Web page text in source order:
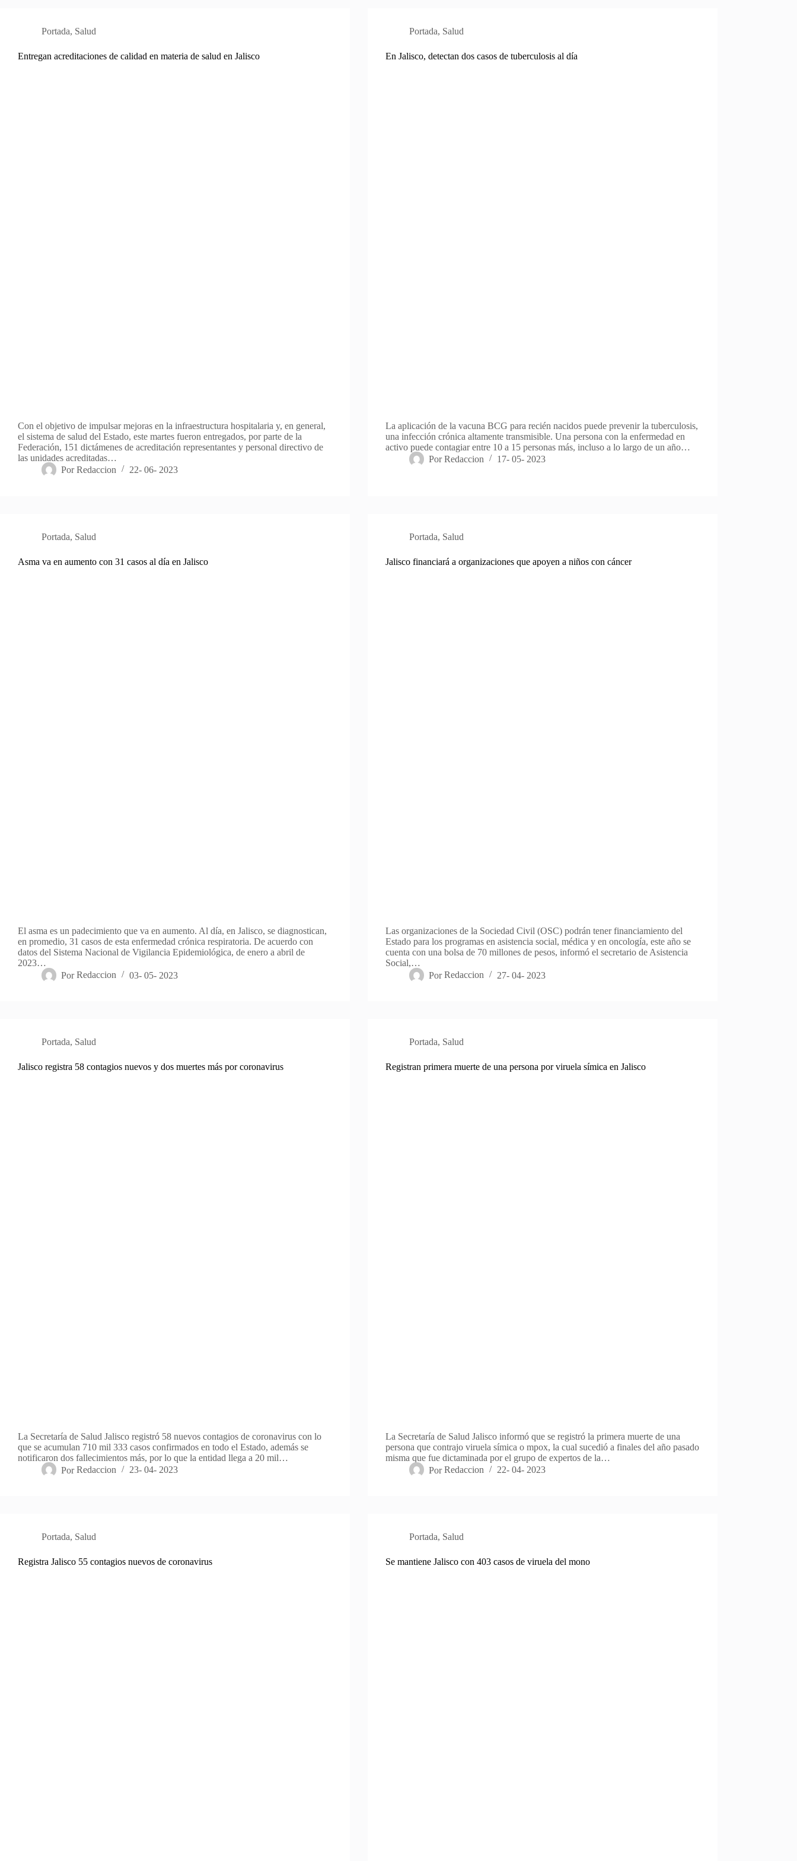
Portada, Salud
Entregan acreditaciones de calidad en materia de salud en Jalisco
Con el objetivo de impulsar mejoras en la infraestructura hospitalaria y, en general,
el sistema de salud del Estado, este martes fueron entregados, por parte de la
Federación, 151 dictámenes de acreditación representantes y personal directivo de
las unidades acreditadas…
Por Redaccion 22- 06- 2023
Portada, Salud
En Jalisco, detectan dos casos de tuberculosis al día
La aplicación de la vacuna BCG para recién nacidos puede prevenir la tuberculosis,
una infección crónica altamente transmisible. Una persona con la enfermedad en
activo puede contagiar entre 10 a 15 personas más, incluso a lo largo de un año…
Por Redaccion 17- 05- 2023
Portada, Salud
Asma va en aumento con 31 casos al día en Jalisco
El asma es un padecimiento que va en aumento. Al día, en Jalisco, se diagnostican,
en promedio, 31 casos de esta enfermedad crónica respiratoria. De acuerdo con
datos del Sistema Nacional de Vigilancia Epidemiológica, de enero a abril de
2023…
Por Redaccion 03- 05- 2023
Portada, Salud
Jalisco financiará a organizaciones que apoyen a niños con cáncer
Las organizaciones de la Sociedad Civil (OSC) podrán tener financiamiento del
Estado para los programas en asistencia social, médica y en oncología, este año se
cuenta con una bolsa de 70 millones de pesos, informó el secretario de Asistencia
Social,…
Por Redaccion 27- 04- 2023
Portada, Salud
Jalisco registra 58 contagios nuevos y dos muertes más por coronavirus
La Secretaría de Salud Jalisco registró 58 nuevos contagios de coronavirus con lo
que se acumulan 710 mil 333 casos confirmados en todo el Estado, además se
notificaron dos fallecimientos más, por lo que la entidad llega a 20 mil…
Por Redaccion 23- 04- 2023
Portada, Salud
Registran primera muerte de una persona por viruela símica en Jalisco
La Secretaría de Salud Jalisco informó que se registró la primera muerte de una
persona que contrajo viruela símica o mpox, la cual sucedió a finales del año pasado
misma que fue dictaminada por el grupo de expertos de la…
Por Redaccion 22- 04- 2023
Portada, Salud
Registra Jalisco 55 contagios nuevos de coronavirus
Portada, Salud
Se mantiene Jalisco con 403 casos de viruela del mono